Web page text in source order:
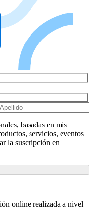
basadas en mis
servicios, eventos
la suscripción en
online realizada a nivel